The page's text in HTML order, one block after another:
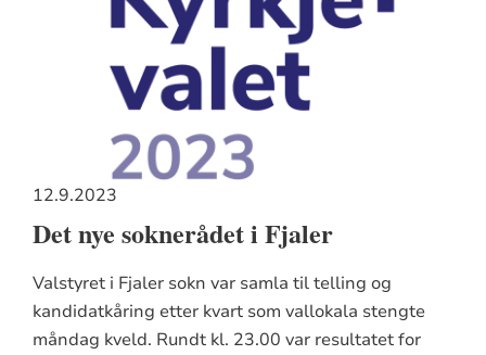
12.9.2023
Det nye soknerådet i Fjaler
Valstyret i Fjaler sokn var samla til telling og
kandidatkåring etter kvart som vallokala stengte
måndag kveld. Rundt kl. 23.00 var resultatet for